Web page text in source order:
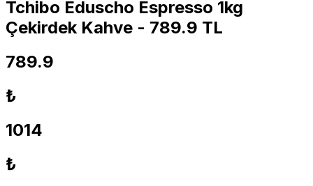
Tchibo Eduscho Espresso 1kg
Çekirdek Kahve - 789.9 TL
789.9
₺
1014
₺